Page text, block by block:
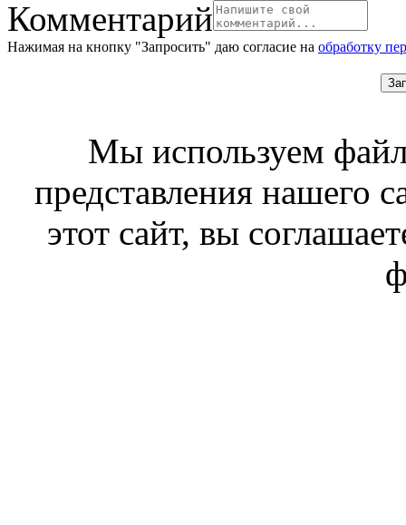
Комментарий
Нажимая на кнопку "Запросить" даю согласие на обработку
Мы используем
представления нашего
этот сайт, вы